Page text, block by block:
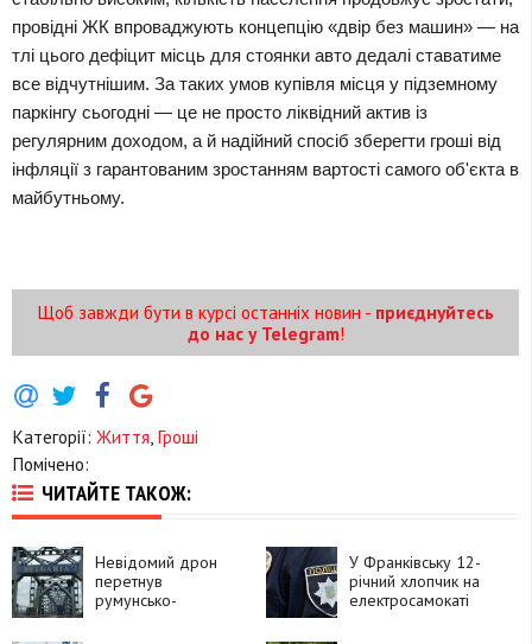
провідні ЖК впроваджують концепцію «двір без машин» — на
тлі цього дефіцит місць для стоянки авто дедалі ставатиме
все відчутнішим. За таких умов купівля місця у підземному
паркінгу сьогодні — це не просто ліквідний актив із
регулярним доходом, а й надійний спосіб зберегти гроші від
інфляції з гарантованим зростанням вартості самого об'єкта в
майбутньому.
Щоб завжди бути в курсі останніх новин - приєднуйтесь
до нас у Telegram!
Категорії: Життя, Гроші
Помічено:
ЧИТАЙТЕ ТАКОЖ:
Невідомий дрон
перетнув
румунсько-
У Франківську 12-
річний хлопчик на
електросамокаті